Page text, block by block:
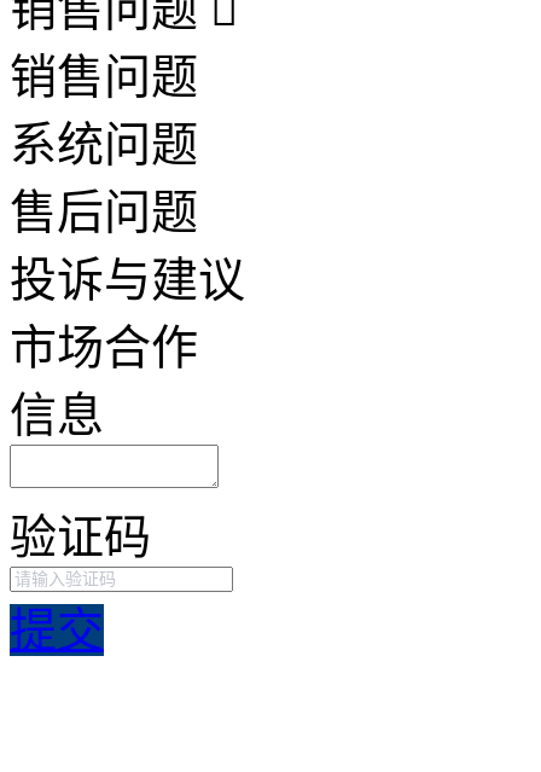
销售问题
系统问题
售后问题
投诉与建议
市场合作
信息
验证码
提交